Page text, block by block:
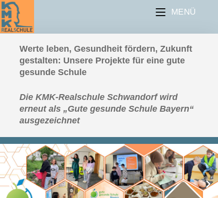
MENÜ
Werte leben, Gesundheit fördern, Zukunft
gestalten: Unsere Projekte für eine gute
gesunde Schule
Die KMK-Realschule Schwandorf wird
erneut als „Gute gesunde Schule Bayern“
ausgezeichnet